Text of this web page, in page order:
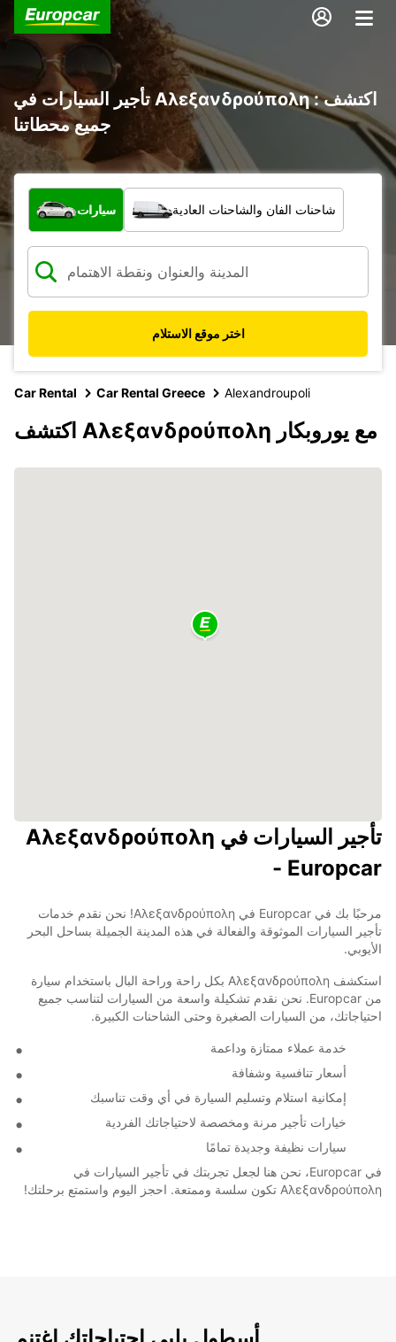
تأجير السيارات في Αλεξανδρούπολη : اكتشف
جميع محطاتنا
ما نوع المركبة؟
سيارات شاحنات الفان والشاحنات العادية
اختر موقع الاستلام
Car Rental Car Rental Greece Alexandroupoli
اكتشف Αλεξανδρούπολη مع يوروبكار
تأجير السيارات في Αλεξανδρούπολη
- Europcar
مرحبًا بك في Europcar في Αλεξανδρούπολη! نحن نقدم خدمات
تأجير السيارات الموثوقة والفعالة في هذه المدينة الجميلة بساحل البحر
الأيوبي.
استكشف Αλεξανδρούπολη بكل راحة وراحة البال باستخدام سيارة
من Europcar. نحن نقدم تشكيلة واسعة من السيارات لتناسب جميع
احتياجاتك، من السيارات الصغيرة وحتى الشاحنات الكبيرة.
خدمة عملاء ممتازة وداعمة
أسعار تنافسية وشفافة
إمكانية استلام وتسليم السيارة في أي وقت تناسبك
خيارات تأجير مرنة ومخصصة لاحتياجاتك الفردية
سيارات نظيفة وجديدة تمامًا
في Europcar، نحن هنا لجعل تجربتك في تأجير السيارات في
Αλεξανδρούπολη تكون سلسة وممتعة. احجز اليوم واستمتع برحلتك!